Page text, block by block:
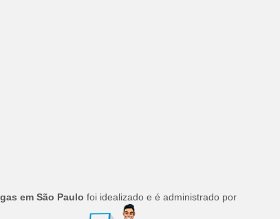
em São Paulo foi idealizado e é administrado por